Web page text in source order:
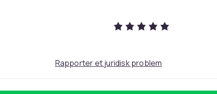
er det ikke mulig å returnere eller
Rapporter et juridisk problem